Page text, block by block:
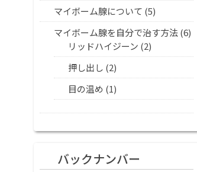
マイボーム腺について (5)
マイボーム腺を自分で治す方法(6)
リッドハイジーン (2)
押し出し (2)
目の温め (1)
バックナンバー